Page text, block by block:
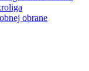
obrane